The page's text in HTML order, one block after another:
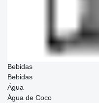
Bebidas
Bebidas
Água
Água de Coco